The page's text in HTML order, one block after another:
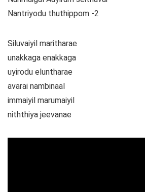
Nantriyodu thuthippom -2
Siluvaiyil maritharae
unakkaga enakkaga
uyirodu eluntharae
avarai nambinaal
immaiyil marumaiyil
niththiya jeevanae